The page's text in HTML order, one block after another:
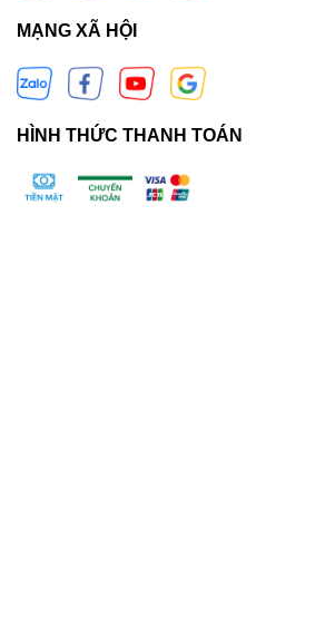
MẠNG XÃ HỘI
HÌNH THỨC THANH TOÁN